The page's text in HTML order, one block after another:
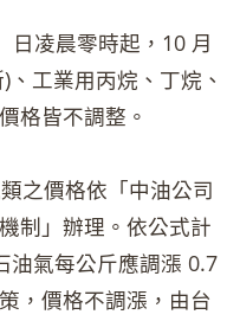
凌晨零時起，10 月
工業用丙烷、丁烷、
格皆不調整。
之價格依「中油公司
制」辦理。依公式計
油氣每公斤應調漲 0.7
，價格不調漲，由台